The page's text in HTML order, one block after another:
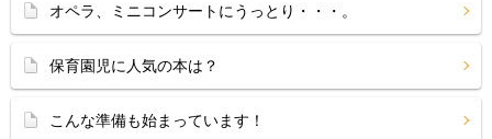
オペラ、ミニコンサートにうっとり・・・。
保育園児に人気の本は？
こんな準備も始まっています！